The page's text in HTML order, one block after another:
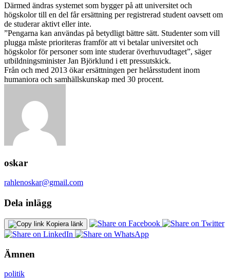
Därmed ändras systemet som bygger på att universitet och
högskolor till en del får ersättning per registrerad student oavsett om
de studerar aktivt eller inte.
”Pengarna kan användas på betydligt bättre sätt. Studenter som vill
plugga måste prioriteras framför att vi betalar universitet och
högskolor för personer som inte studerar överhuvudtaget”, säger
utbildningsminister Jan Björklund i ett pressutskick.
Från och med 2013 ökar ersättningen per helårsstudent inom
humaniora och samhällskunskap med 30 procent.
oskar
rahlenoskar@gmail.com
Dela inlägg
Kopiera länk
Ämnen
politik